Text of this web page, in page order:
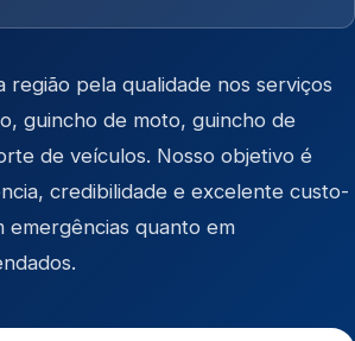
região pela qualidade nos serviços
, guincho de moto, guincho de
de veículos. Nosso objetivo é
credibilidade e excelente custo-
emergências quanto em